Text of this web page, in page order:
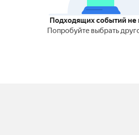
Подходящих событий не
Попробуйте выбрать